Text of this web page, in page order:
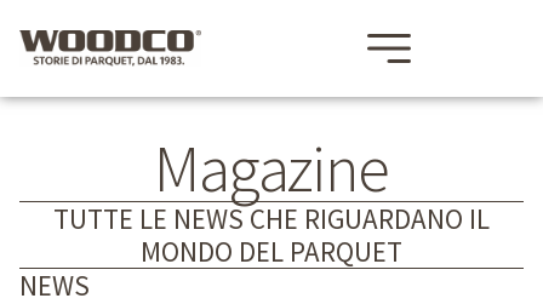
Magazine
TUTTE LE NEWS CHE RIGUARDANO IL
MONDO DEL PARQUET
NEWS